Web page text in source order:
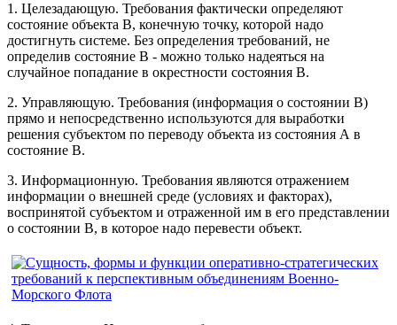
1. Целезадающую. Требования фактически определяют
состояние объекта В, конечную точку, которой надо
достигнуть системе. Без определения требований, не
определив состояние В - можно только надеяться на
случайное попадание в окрестности состояния В.
2. Управляющую. Требования (информация о состоянии В)
прямо и непосредственно используются для выработки
решения субъектом по переводу объекта из состояния А в
состояние В.
3. Информационную. Требования являются отражением
информации о внешней среде (условиях и факторах),
воспринятой субъектом и отраженной им в его представлении
о состоянии В, в которое надо перевести объект.